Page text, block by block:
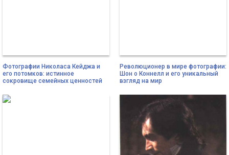
Фотографии Николаса Кейджа и
его потомков: истинное
сокровище семейных ценностей
Революционер в мире фотографии:
Шон о Коннелл и его уникальный
взгляд на мир